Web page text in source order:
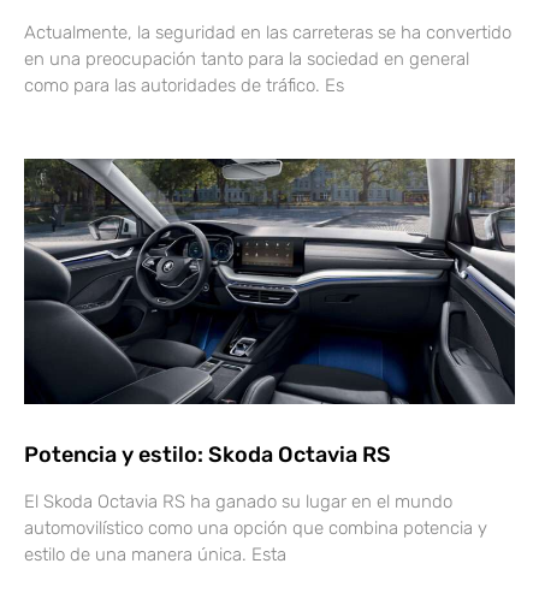
Actualmente, la seguridad en las carreteras se ha convertido
en una preocupación tanto para la sociedad en general
como para las autoridades de tráfico. Es
Potencia y estilo: Skoda Octavia RS
El Skoda Octavia RS ha ganado su lugar en el mundo
automovilístico como una opción que combina potencia y
estilo de una manera única. Esta